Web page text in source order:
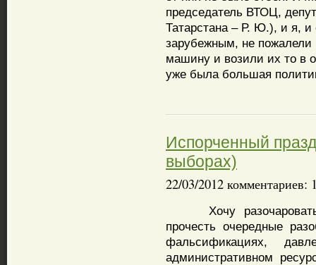
председатель ВТОЦ,
Татарстана – Р. Ю.), и я, и
зарубежным, не
машину и возили их то в
уже была большая
Испорченный
выборах)
22/03/2012 комментариев:
Хочу разочаровать
прочесть очередные
фальсификациях,
административном